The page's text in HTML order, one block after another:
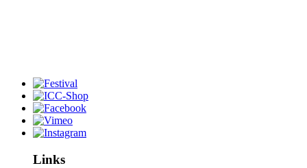
Links